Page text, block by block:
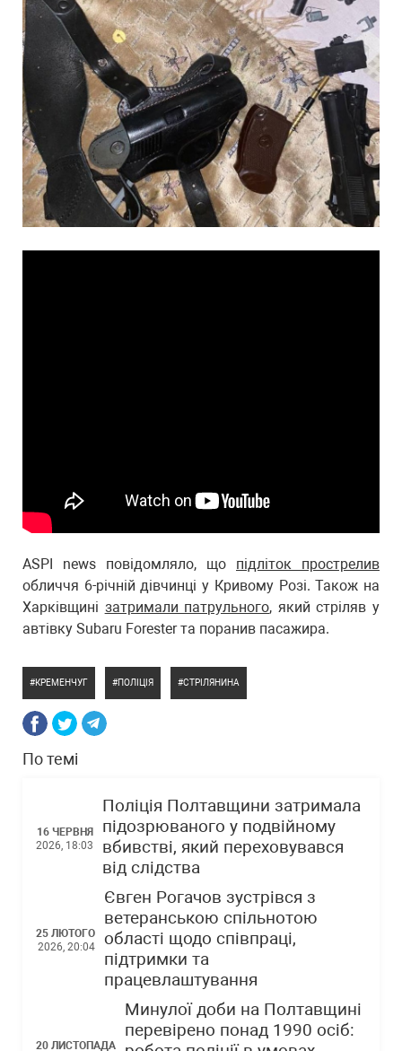
ASPI news повідомляло, що підліток прострелив
обличчя 6-річній дівчинці у Кривому Розі. Також на
Харківщині затримали патрульного, який стріляв у
автівку Subaru Forester та поранив пасажира.
КРЕМЕНЧУГ ПОЛІЦІЯ СТРІЛЯНИНА
По темі
16 ЧЕРВНЯ
2026, 18:03
Поліція Полтавщини затримала
підозрюваного у подвійному
вбивстві, який переховувався
від слідства
25 ЛЮТОГО
2026, 20:04
Євген Рогачов зустрівся з
ветеранською спільнотою
області щодо співпраці,
підтримки та
працевлаштування
20 ЛИСТОПАДА
Минулої доби на Полтавщині
перевірено понад 1990 осіб: